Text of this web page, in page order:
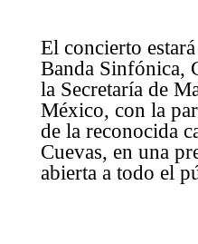
El concierto
Banda Sinfónica,
la Secretaría de
México, con la
de la reconocida
Cuevas, en una
abierta a todo el